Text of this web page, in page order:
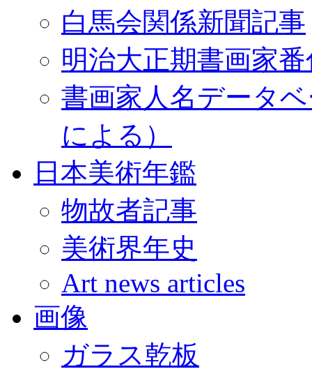
白馬会関係新聞記事
明治大正期書画家
書画家人名データ
による）
日本美術年鑑
物故者記事
美術界年史
Art news articles
画像
ガラス乾板